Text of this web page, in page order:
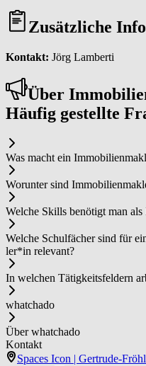
Zusätzliche
Kontakt: Jörg Lamberti
Über
Häufig gestellte
Was macht ein
Worunter sind
Welche Skills benötigt man
Welche Schulfächer sind für
ler*in relevant?
In welchen Tätigkeitsfeldern
whatchado
Über whatchado
Kontakt
Spaces Icon | Gertrude-